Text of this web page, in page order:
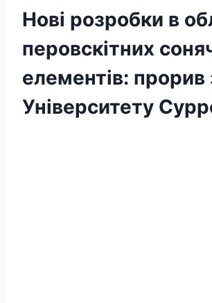
Нові розробки в
перовскітних
елементів: прорив
Університету